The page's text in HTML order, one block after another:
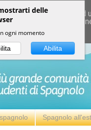
Spagnolo
Your IP address and
quality of service,
delle
ogni momento
Abilita